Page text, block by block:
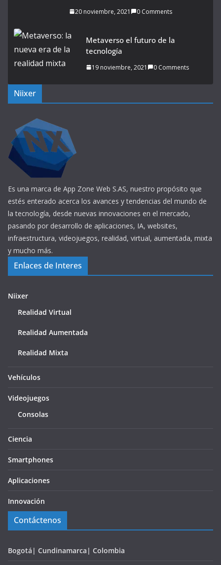
20 noviembre, 2021 0 Comments
Metaverso el futuro de la
tecnología
19 noviembre, 2021 0 Comments
Niixer
Es una marca de App Zone Web S.AS, nuestro propósito que
estés enterado acerca los avances y tendencias del mundo de
la tecnología, desde nuevas innovaciones en el mercado,
pasando por desarrollo de aplicaciones, IA, websites,
infraestructura, videojuegos, realidad, virtual, aumentada, mixta
y mucho más.
Enlaces de Interes
Niixer
Realidad Virtual
Realidad Aumentada
Realidad Mixta
Vehículos
Videojuegos
Consolas
Ciencia
Smartphones
Aplicaciones
Innovación
Contáctenos
Bogotá| Cundinamarca| Colombia